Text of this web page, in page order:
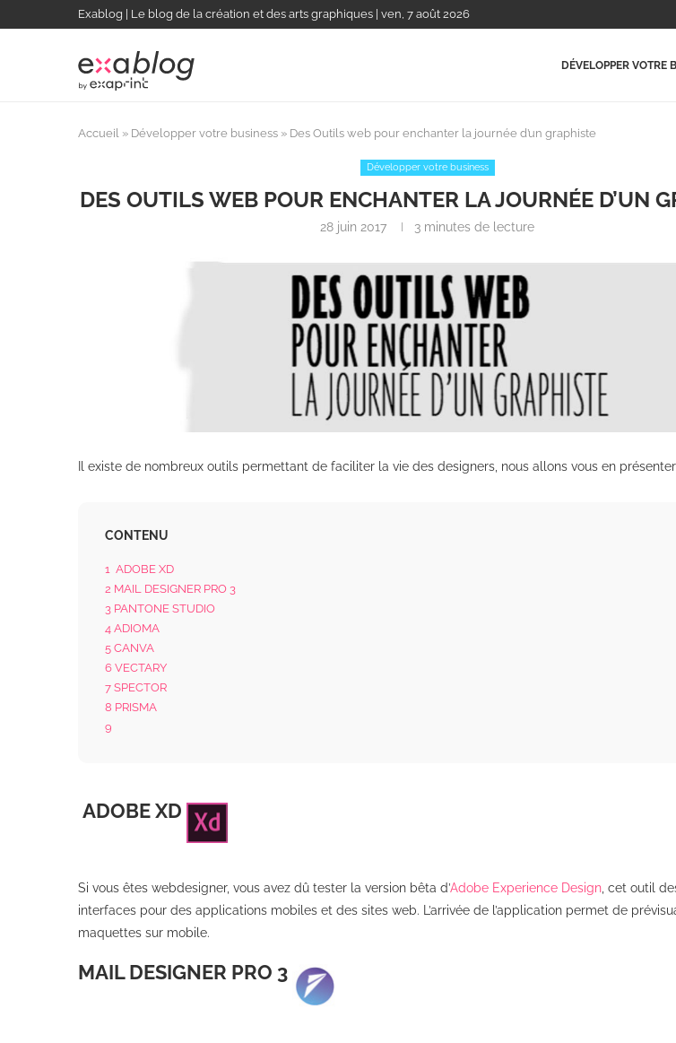
Exablog | Le blog de la création et des arts graphiques | ven, 7 août 2026
DÉVELOPPER VOTRE
Accueil » Développer votre business » Des Outils web pour enchanter la journée d’un graphiste
Développer votre business
DES OUTILS WEB POUR ENCHANTER LA JOURNÉE D’UN
28 juin 2017 3 minutes de lecture
Il existe de nombreux outils permettant de faciliter la vie des designers, nous allons vous en
CONTENU
1 ADOBE XD
2 MAIL DESIGNER PRO 3
3 PANTONE STUDIO
4 ADIOMA
5CANVA
6VECTARY
7SPECTOR
8 PRISMA
9
ADOBE XD
Si vous êtes webdesigner, vous avez dû tester la version bêta d’Adobe Experience Design, cet outil
interfaces pour des applications mobiles et des sites web. L’arrivée de l’application permet de
maquettes sur mobile.
MAIL DESIGNER PRO 3